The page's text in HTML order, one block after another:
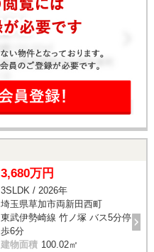
3,680万円
3SLDK / 2026年
埼玉県草加市両新田西町
東武伊勢崎線 竹ノ塚 バス5分停
歩6分
建物面積 100.02㎡